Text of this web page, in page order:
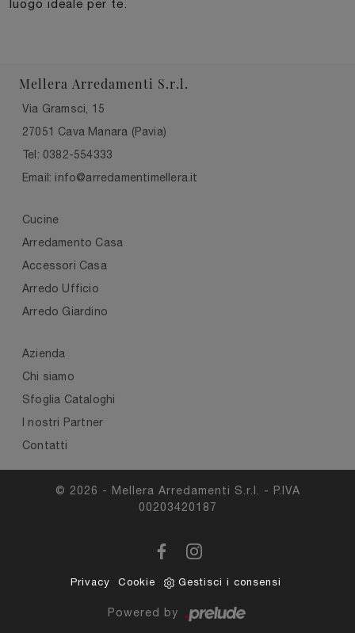
luogo ideale per te.
Mellera Arredamenti S.r.l.
Via Gramsci, 15
27051 Cava Manara (Pavia)
Tel: 0382-554333
Email: info@arredamentimellera.it
Cucine
Arredamento Casa
Accessori Casa
Arredo Ufficio
Arredo Giardino
Azienda
Chi siamo
Sfoglia Cataloghi
I nostri Partner
Contatti
© 2026 - Mellera Arredamenti S.r.l. - P.IVA
00203420187
Privacy Cookie Gestisci i consensi
Powered by